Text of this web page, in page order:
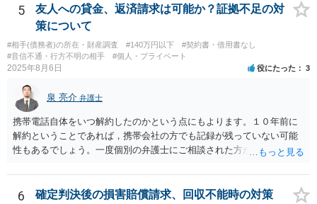
財産開示手続きは確定判決があれば可能ですので、ご指摘のような請
求権がなければ利用できない制度というわけではありません。そのよ
うな請求権がないと利用できないのは第三者に対する情報取得手続き
というものです。
5
友人への貸金、返済請求は可能か？証拠不足の対
策について
#相手(債務者)の所在・財産調査 #140万円以下
#契約書・借用書なし
#音信不通・行方不明の相手
#個人・プライベート
2025年8月6日 役にたった 3
泉 亮介 弁護士
携帯電話自体をいつ解約したのかという点にもよります。１０年前に
解約ということであれば，携帯会社の方でも記録が残っていない可能
性もあるでしょう。一度個別の弁護士にご相談された方が良いかと思
6
確定判決後の損害賠償請求、回収不能時の対策